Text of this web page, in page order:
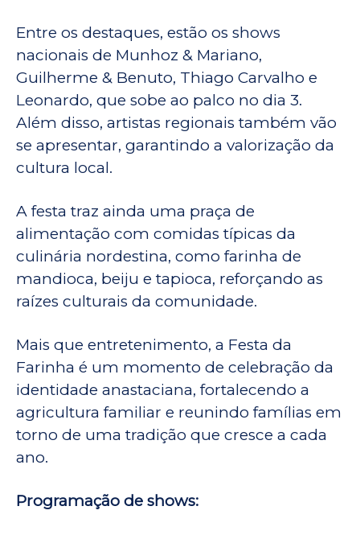
Entre os destaques, estão os shows
nacionais de Munhoz & Mariano,
Guilherme & Benuto, Thiago Carvalho e
Leonardo, que sobe ao palco no dia 3.
Além disso, artistas regionais também vão
se apresentar, garantindo a valorização da
cultura local.
A festa traz ainda uma praça de
alimentação com comidas típicas da
culinária nordestina, como farinha de
mandioca, beiju e tapioca, reforçando as
raízes culturais da comunidade.
Mais que entretenimento, a Festa da
Farinha é um momento de celebração da
identidade anastaciana, fortalecendo a
agricultura familiar e reunindo famílias em
torno de uma tradição que cresce a cada
ano.
Programação de shows: